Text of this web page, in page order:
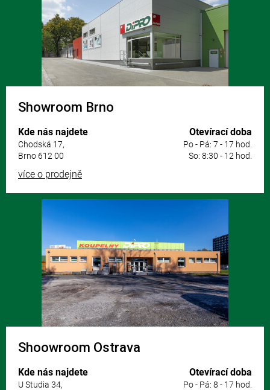
Showroom Brno
Kde nás najdete
Chodská 17,
Brno 612 00
Otevírací doba
Po - Pá: 7 - 17 hod.
So: 8:30 - 12 hod.
více o prodejně
Shoowroom Ostrava
Kde nás najdete
U Studia 34,
Otevírací doba
Po - Pá: 8 - 17 hod.